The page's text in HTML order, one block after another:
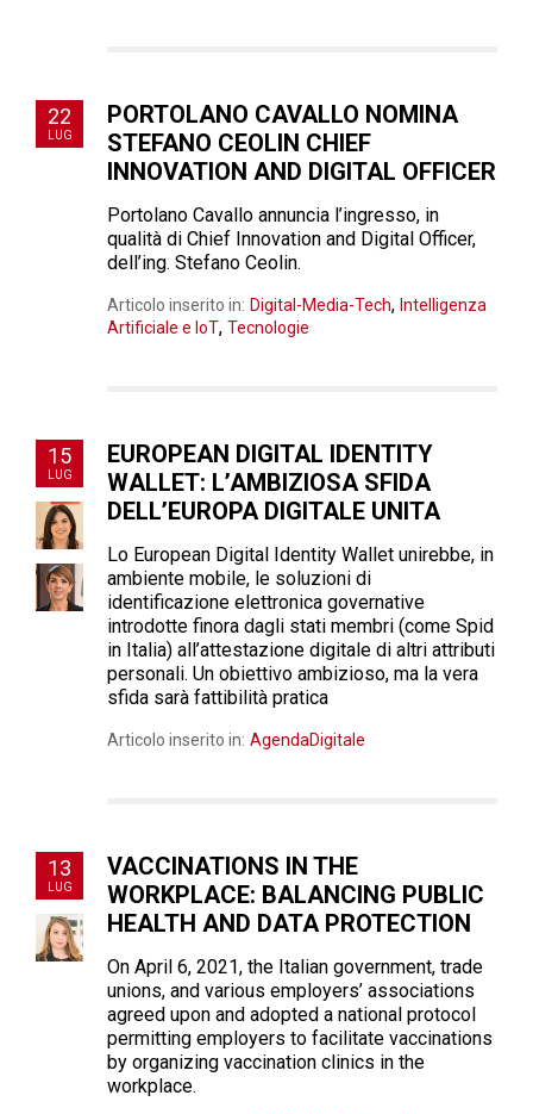
22
LUG
PORTOLANO CAVALLO NOMINA
STEFANO CEOLIN CHIEF
INNOVATION AND DIGITAL OFFICER
Portolano Cavallo annuncia l’ingresso, in
qualità di Chief Innovation and Digital Officer,
dell’ing. Stefano Ceolin.
Articolo inserito in: Digital-Media-Tech, Intelligenza
Artificiale e IoT, Tecnologie
15
LUG
EUROPEAN DIGITAL IDENTITY
WALLET: L’AMBIZIOSA SFIDA
DELL’EUROPA DIGITALE UNITA
Lo European Digital Identity Wallet unirebbe, in
ambiente mobile, le soluzioni di
identificazione elettronica governative
introdotte finora dagli stati membri (come Spid
in Italia) all’attestazione digitale di altri attributi
personali. Un obiettivo ambizioso, ma la vera
sfida sarà fattibilità pratica
Articolo inserito in: AgendaDigitale
13
LUG
VACCINATIONS IN THE
WORKPLACE: BALANCING PUBLIC
HEALTH AND DATA PROTECTION
On April 6, 2021, the Italian government, trade
unions, and various employers’ associations
agreed upon and adopted a national protocol
permitting employers to facilitate vaccinations
by organizing vaccination clinics in the
workplace.